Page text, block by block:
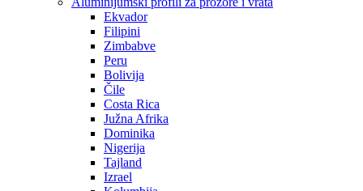
Ekvador
Filipini
Zimbabve
Peru
Bolivija
Čile
Costa Rica
Južna Afrika
Dominika
Nigerija
Tajland
Izrael